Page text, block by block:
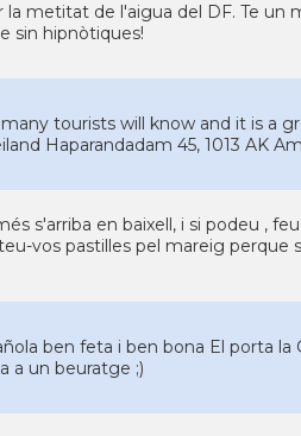
la metitat de l'aigua del DF. Te un
sin hipnòtiques!
tourists will know and it is a
Haparandadam 45, 1013 AK
s'arriba en baixell, i si podeu ,
vos pastilles pel mareig perque
ben feta i ben bona El porta la
a un beuratge ;)